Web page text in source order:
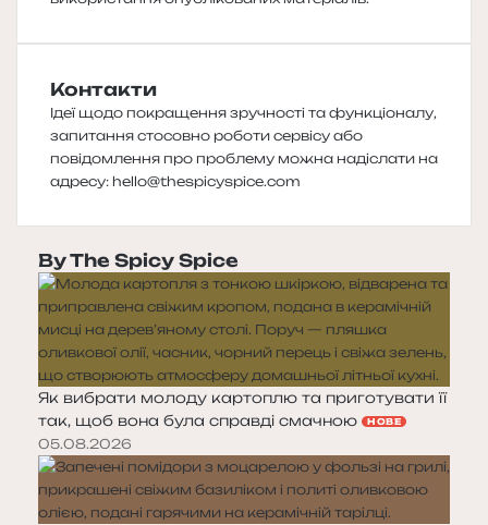
Контакти
Ідеї щодо покращення зручності та функціоналу,
запитання стосовно роботи сервісу або
повідомлення про проблему можна надіслати на
адресу: hello@thespicyspice.com
By The Spicy Spice
Як вибрати молоду картоплю та приготувати її
так, щоб вона була справді смачною
НОВЕ
05.08.2026